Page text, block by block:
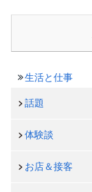
生活と仕事
話題
体験談
お店＆接客